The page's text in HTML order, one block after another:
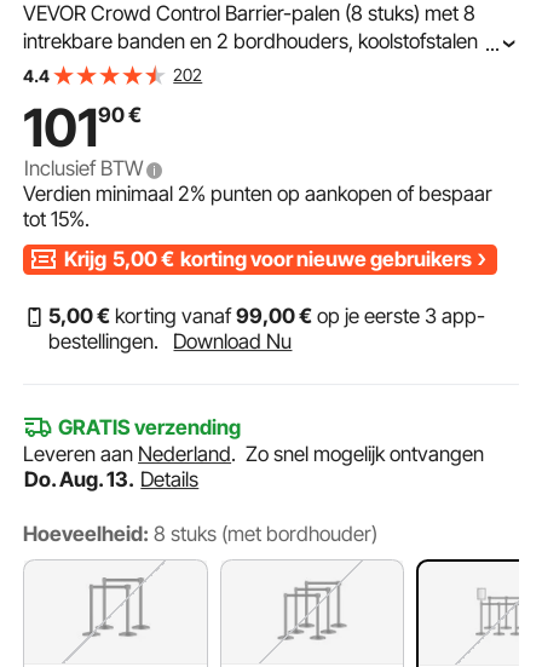
VEVOR Crowd Control Barrier-palen (8 stuks) met 8
intrekbare banden en 2 bordhouders, koolstofstalen
crowd control-palen met navulbare voet voor
...
4.4 202
10190€
Inclusief BTW
Verdien minimaal2% punten op aankopen of bespaar
tot15%.
Krijg 5,00€ korting voor nieuwe gebruikers
5,00€ korting vanaf99,00€ op je eerste 3 app-
bestellingen.
Download Nu
GRATIS verzending
Leveren aan Nederland.Zo snel mogelijk ontvangen
Do. Aug. 13. Details
Hoeveelheid: 8 stuks (met bordhouder)